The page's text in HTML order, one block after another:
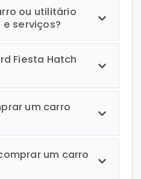
ou utilitário
serviços?
Fiesta Hatch
um carro
um carro